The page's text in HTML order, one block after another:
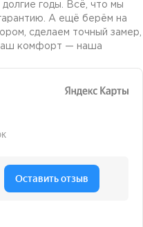
годы. Всё, что мы
А ещё берём на
сделаем точный замер,
комфорт — наша